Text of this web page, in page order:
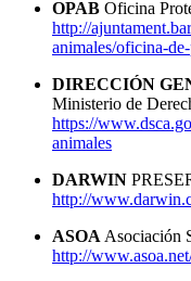
OPAB Oficina
http://
animales/oficina-
DIRECCIÓN
Ministerio de
https://
animales
DARWIN
http://
ASOA Asociación
http://